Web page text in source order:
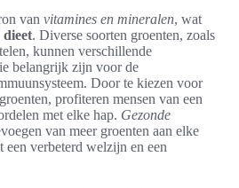
van vitamines en mineralen, wat
dieet. Diverse soorten groenten, zoals
kunnen verschillende
belangrijk zijn voor de
Door te kiezen voor
profiteren mensen van een
met elke hap. Gezonde
van meer groenten aan elke
verbeterd welzijn en een